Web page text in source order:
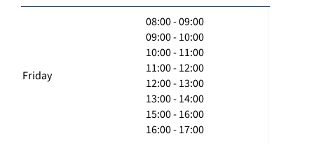
Friday
08:00 - 09:00
09:00 - 10:00
10:00 - 11:00
11:00 - 12:00
12:00 - 13:00
13:00 - 14:00
15:00 - 16:00
16:00 - 17:00